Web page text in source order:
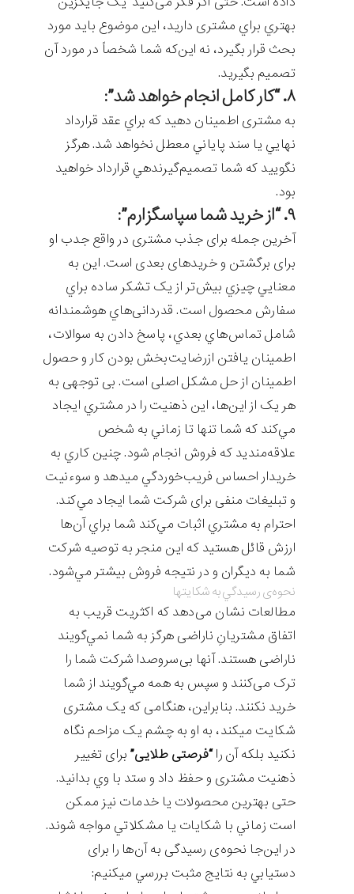
بهتري براي مشتری داريد، اين موضوع بايد مورد
بحث قرار بگيرد، نه اين‌که شما شخصاً در مورد آن
تصمیم بگيريد.
۸. “کار کامل انجام خواهد شد”:
به مشتری اطمینان دهيد که براي عقد قرارداد
نهايي یا سند پاياني معطل نخواهد شد. هرگز
نگوييد که شما تصميم‌گيرنده‎ي قرارداد خواهيد
بود.
۹. “از خرید شما سپاسگزارم”:
آخرین جمله برای جذب مشتری در واقع جدب او
برای برگشتن و خریدهای بعدی است. این به
معنايي چيزي بيش‌تر از يک تشکر ساده براي
سفارش محصول است. قدردانی‌هاي هوشمندانه
شامل تماس‌هاي بعدي، پاسخ دادن به سوالات،
اطمينان يافتن ازرضایت‌بخش بودن کار و حصول
اطمینان از حل مشکل اصلی است. بی توجهی به
هر یک از این‌ها، این ذهنيت را در مشتري ايجاد
مي‌کند که شما تنها تا زماني به شخص
علاقه‌منديد که فروش انجام شود. چنين کاري به
خریدار احساس فریب‌خوردگي مي‎دهد و سوءنیت
و تبلیغات منفی برای شرکت شما ايجاد مي‌کند.
احترام به مشتري اثبات مي‌کند شما براي آن‌ها
ارزش قائل ‌هستيد که اين منجر به توصيه شرکت
شما به ديگران و در نتيجه فروش بيشتر مي‌شود.
نحوه‌ی رسيدگي به شکایت‎ها
مطالعات نشان می‌دهد که اکثریت قریب به
اتفاق مشتریانِ ناراضی هرگز به شما نمي‌گويند
ناراضی هستند. آنها بی‌سروصدا شرکت شما را
ترک می‌کنند و سپس به همه مي‌گويند از شما
خرید نکنند. بنابراین، هنگامی که یک مشتری
شکايت مي‎کند، به او به چشم يک مزاحم نگاه
نکنيد بلکه آن را“فرصتی طلایی” برای تغییر
ذهنيت مشتری و حفظ داد و ستد با وي بدانيد.
حتی بهترین محصولات یا خدمات نيز ممکن
است زماني با شکایات یا مشکلاتي مواجه شوند.
در این‌جا نحوه‌ی رسیدگی به آن‌ها را برای
دستيابي به نتایج مثبت بررسي مي‎کنيم: